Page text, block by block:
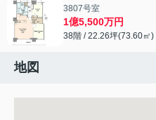
3807号室
1億5,500万円
38階 / 22.26坪(73.60㎡)
地図